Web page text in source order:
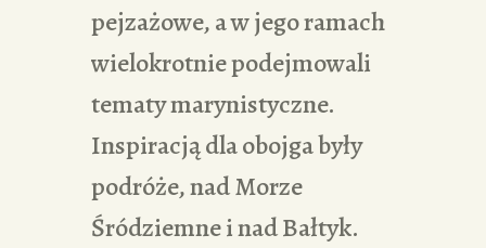
pejzażowe, a w jego ramach
wielokrotnie podejmowali
tematy marynistyczne.
Inspiracją dla obojga były
podróże, nad Morze
Śródziemne i nad Bałtyk.